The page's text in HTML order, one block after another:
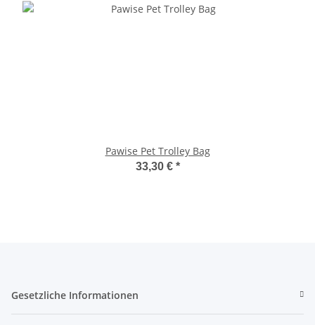
Pawise Pet Trolley Bag
33,30 € *
Gesetzliche Informationen